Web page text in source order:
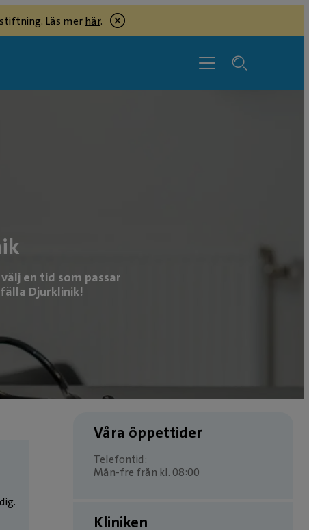
Läs merhär.
en tid som passar
Djurklinik!
Våra öppettider
Telefontid:
Mån-fre från kl. 08:00
Kliniken